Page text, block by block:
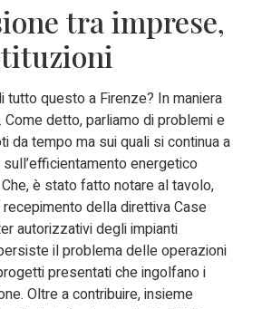
tra imprese,
questo a Firenze? In maniera
detto, parliamo di problemi e
da tempo ma sui quali si continua a
energetico
è stato fatto notare al tavolo,
della direttiva Case
autorizzativi degli impianti
il problema delle operazioni
presentati che ingolfano i
Oltre a contribuire, insieme